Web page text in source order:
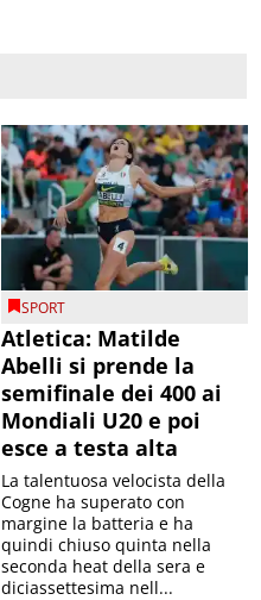
SPORT
Atletica: Matilde
Abelli si prende la
semifinale dei 400 ai
Mondiali U20 e poi
esce a testa alta
La talentuosa velocista della
Cogne ha superato con
margine la batteria e ha
quindi chiuso quinta nella
seconda heat della sera e
diciassettesima nell...